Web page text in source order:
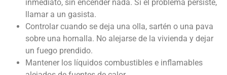
inmediato, sin encender nada. Si el problema persiste,
llamar a un gasista.
Controlar cuando se deja una olla, sartén o una pava
sobre una hornalla. No alejarse de la vivienda y dejar
un fuego prendido.
Mantener los líquidos combustibles e inflamables